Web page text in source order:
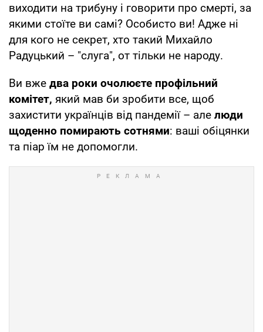
виходити на трибуну і говорити про смерті, за
якими стоїте ви самі? Особисто ви! Адже ні
для кого не секрет, хто такий Михайло
Радуцький – "слуга", от тільки не народу.
Ви вже два роки очолюєте профільний
комітет, який мав би зробити все, щоб
захистити українців від пандемії – але люди
щоденно помирають сотнями: ваші обіцянки
та піар їм не допомогли.